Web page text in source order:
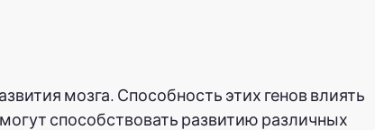
мозга. Способность этих генов влиять
способствовать развитию различных